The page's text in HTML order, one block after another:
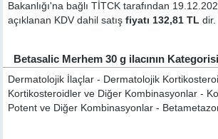
Bakanlığı'na bağlı TİTCK tarafından
açıklanan KDV dahil satışfiyatı 132,81 TL dir.
Betasalic Merhem 30 g ilacının Kategorisi
Dermatolojik İlaçlar - Dermatolojik
Kortikosteroidler ve Diğer Kombinasyonlar -
Potent ve Diğer Kombinasyonlar -